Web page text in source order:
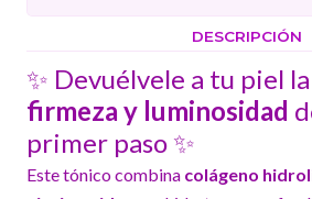
DESCRIPCIÓN
✨ Devuélvele a tu piel la
firmeza y luminosidad
primer paso ✨
Este tónico combina colágeno